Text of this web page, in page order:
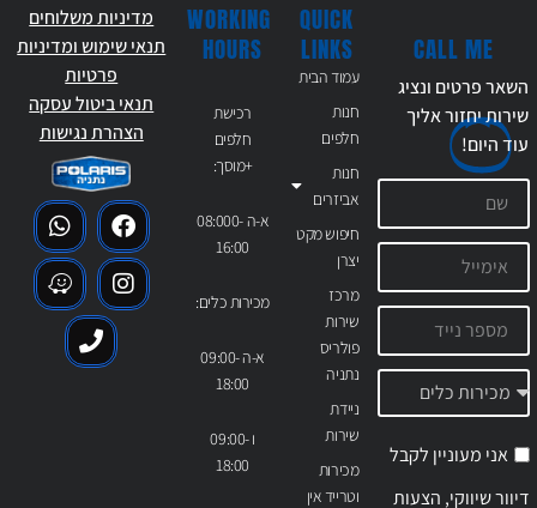
QUICK
LINKS
עמוד הבית
חנות
חלפים
חנות
אביזרים
חיפוש מקט
יצרן
מרכז
שירות
פולריס
נתניה
ניידת
שירות
מכירות
וטרייד אין
WORKING
HOURS
רכישת
חלפים
+מוסך:
א-ה 08:000-
16:00
מכירות כלים:
א-ה 09:00-
18:00
ו 09:00-
18:00
CALL ME
השאר פרטים ונציג
שירות יחזור אליך
עודהיום!
אני מעוניין לקבל
דיוור שיווקי, הצעות
מדיניות משלוחים
תנאי שימוש ומדיניות
פרטיות
תנאי ביטול עסקה
הצהרת נגישות